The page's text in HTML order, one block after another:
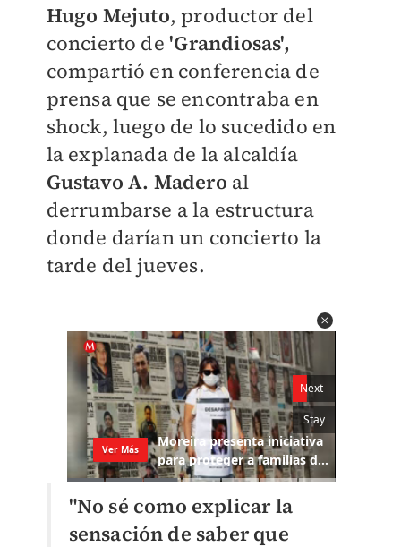
Hugo Mejuto, productor del
concierto de'Grandiosas',
compartió en conferencia de
prensa que se encontraba en
shock, luego de lo sucedido en
la explanada de la alcaldía
Gustavo A. Madero al
derrumbarse a la estructura
donde darían un concierto la
tarde del jueves.
"No sé como explicar la
sensación de saber que